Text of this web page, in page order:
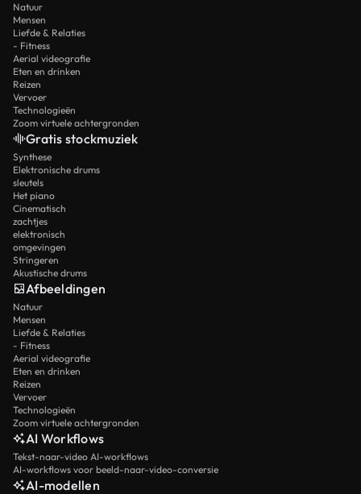
Natuur
Mensen
Liefde & Relaties
- Fitness
Aerial videografie
Eten en drinken
Reizen
Vervoer
Technologieën
Zoom virtuele achtergronden
Gratis stockmuziek
Synthese
Elektronische drums
sleutels
Het piano
Cinematisch
zachtjes
elektronisch
omgevingen
Stringeren
Akustische drums
Afbeeldingen
Natuur
Mensen
Liefde & Relaties
- Fitness
Aerial videografie
Eten en drinken
Reizen
Vervoer
Technologieën
Zoom virtuele achtergronden
AI Workflows
Tekst-naar-video AI-workflows
AI-workflows voor beeld-naar-video-conversie
AI-modellen